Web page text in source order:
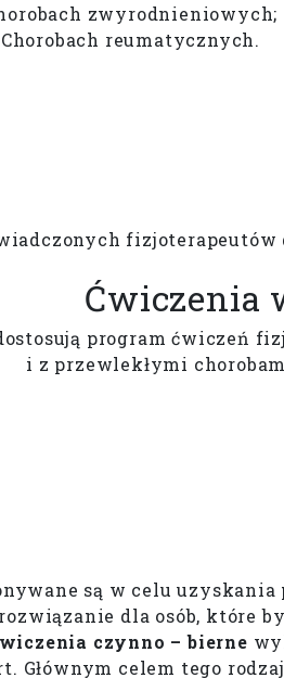
zwyrodnieniowych;
Chorobach reumatycznych.
Ćwiczenia
program ćwiczeń
i z przewlekłymi
są w celu
dla osób, które
czynno – bierne
Głównym celem tego